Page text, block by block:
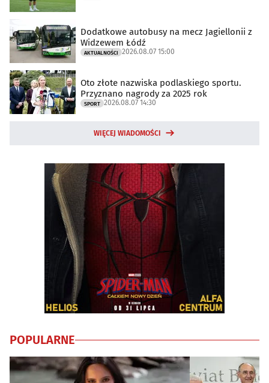
Dodatkowe autobusy na mecz Jagiellonii z
Widzewem Łódź
AKTUALNOŚCI 2026.08.07 15:00
Oto złote nazwiska podlaskiego sportu.
Przyznano nagrody za 2025 rok
SPORT 2026.08.07 14:30
WIĘCEJ WIADOMOŚCI
POPULARNE